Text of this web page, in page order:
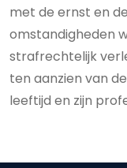
met de ernst en
omstandigheden
strafrechtelijk
ten aanzien van
leeftijd en zijn